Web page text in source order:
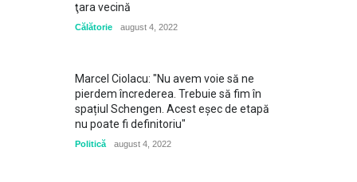
ţara vecină
Călătorie august 4, 2022
Marcel Ciolacu: "Nu avem voie să ne
pierdem încrederea. Trebuie să fim în
spațiul Schengen. Acest eșec de etapă
nu poate fi definitoriu"
Politică august 4, 2022